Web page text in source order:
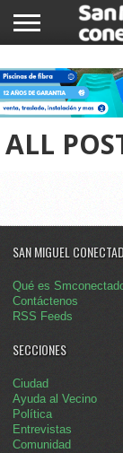
NOTICIAS
COMUNIDAD
COMERCIOS
ALL
SAN MIGUEL
Qué es
Contáctenos
RSS Feeds
SECCIONES
Ciudad
Ayuda al Vecino
Política
Entrevistas
Comunidad